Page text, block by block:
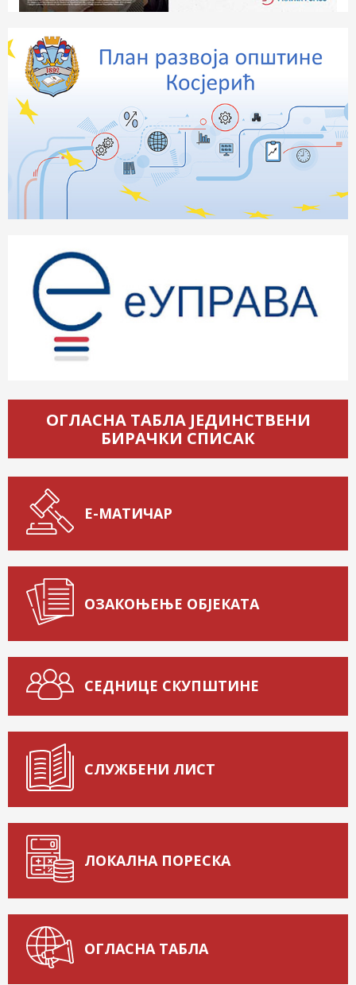
ОГЛАСНА ТАБЛА ЈЕДИНСТВЕНИ
БИРАЧКИ СПИСАК
Е-МАТИЧАР
ОЗАКОЊЕЊЕ ОБЈЕКАТА
СЕДНИЦЕ СКУПШТИНЕ
СЛУЖБЕНИ ЛИСТ
ЛОКАЛНА ПОРЕСКА
ОГЛАСНА ТАБЛА